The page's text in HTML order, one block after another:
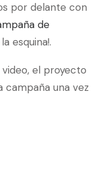
por delante con
de
esquina!.
el proyecto
campaña una vez